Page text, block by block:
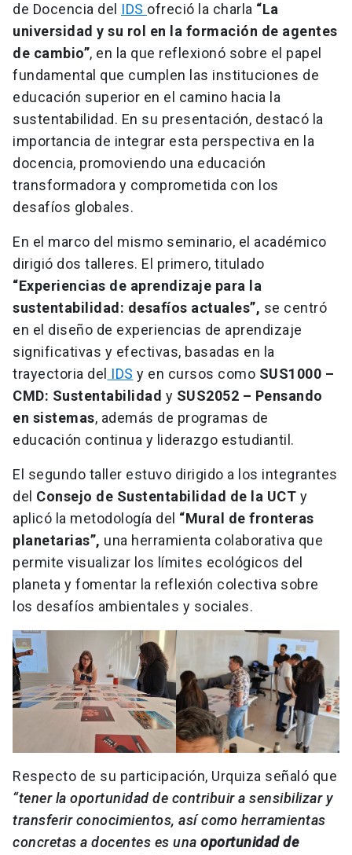
de Docencia del IDS ofreció la charla “La
universidad y su rol en la formación de agentes
de cambio”, en la que reflexionó sobre el papel
fundamental que cumplen las instituciones de
educación superior en el camino hacia la
sustentabilidad. En su presentación, destacó la
importancia de integrar esta perspectiva en la
docencia, promoviendo una educación
transformadora y comprometida con los
desafíos globales.
En el marco del mismo seminario, el académico
dirigió dos talleres. El primero, titulado
“Experiencias de aprendizaje para la
sustentabilidad: desafíos actuales”, se centró
en el diseño de experiencias de aprendizaje
significativas y efectivas, basadas en la
trayectoria del IDS y en cursos como SUS1000 –
CMD: Sustentabilidad y SUS2052 – Pensando
en sistemas, además de programas de
educación continua y liderazgo estudiantil.
El segundo taller estuvo dirigido a los integrantes
del Consejo de Sustentabilidad de la UCT y
aplicó la metodología del “Mural de fronteras
planetarias”, una herramienta colaborativa que
permite visualizar los límites ecológicos del
planeta y fomentar la reflexión colectiva sobre
los desafíos ambientales y sociales.
Respecto de su participación, Urquiza señaló que
“tener la oportunidad de contribuir a sensibilizar y
transferir conocimientos, así como herramientas
concretas a docentes es una oportunidad de